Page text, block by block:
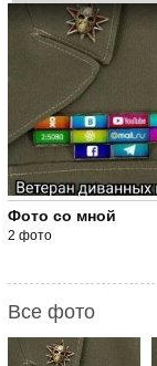
Фото со мной
2 фото
Все фото